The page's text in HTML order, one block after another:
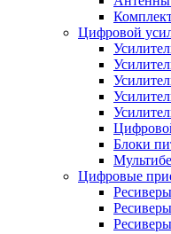
Цифровой
Блоки
Цифровые